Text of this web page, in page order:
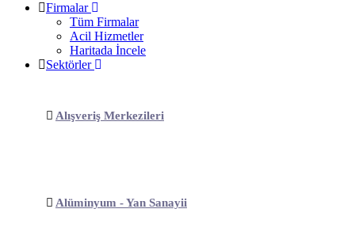
Firmalar
Tüm Firmalar
Acil Hizmetler
Haritada İncele
Sektörler
Alışveriş Merkezileri
Alüminyum - Yan Sanayii